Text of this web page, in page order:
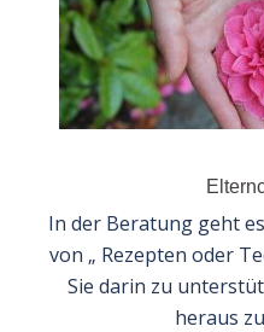
In der Beratung geht
von „ Rezepten oder
Sie darin zu
heraus